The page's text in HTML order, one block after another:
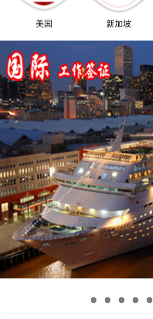
美国 新加坡